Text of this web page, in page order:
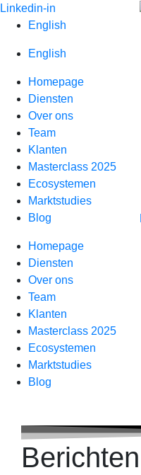
Spring
naar
Linkedin-in
English
English
Homepage
Diensten
Over ons
Team
Klanten
Masterclass 2025
Ecosystemen
Marktstudies
Blog
Homepage
Diensten
Over ons
Team
Klanten
Masterclass 2025
Ecosystemen
Marktstudies
Blog
Berichten